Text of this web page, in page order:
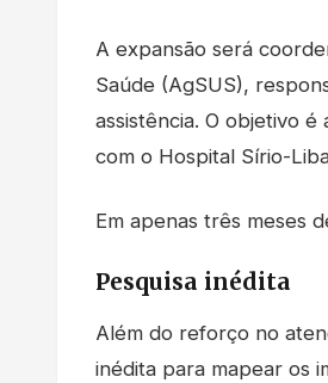
A expansão será
Saúde (AgSUS),
assistência. O objetivo
com o Hospital Sírio-
Em apenas três meses
Pesquisa inédita
Além do reforço no
inédita para mapear os